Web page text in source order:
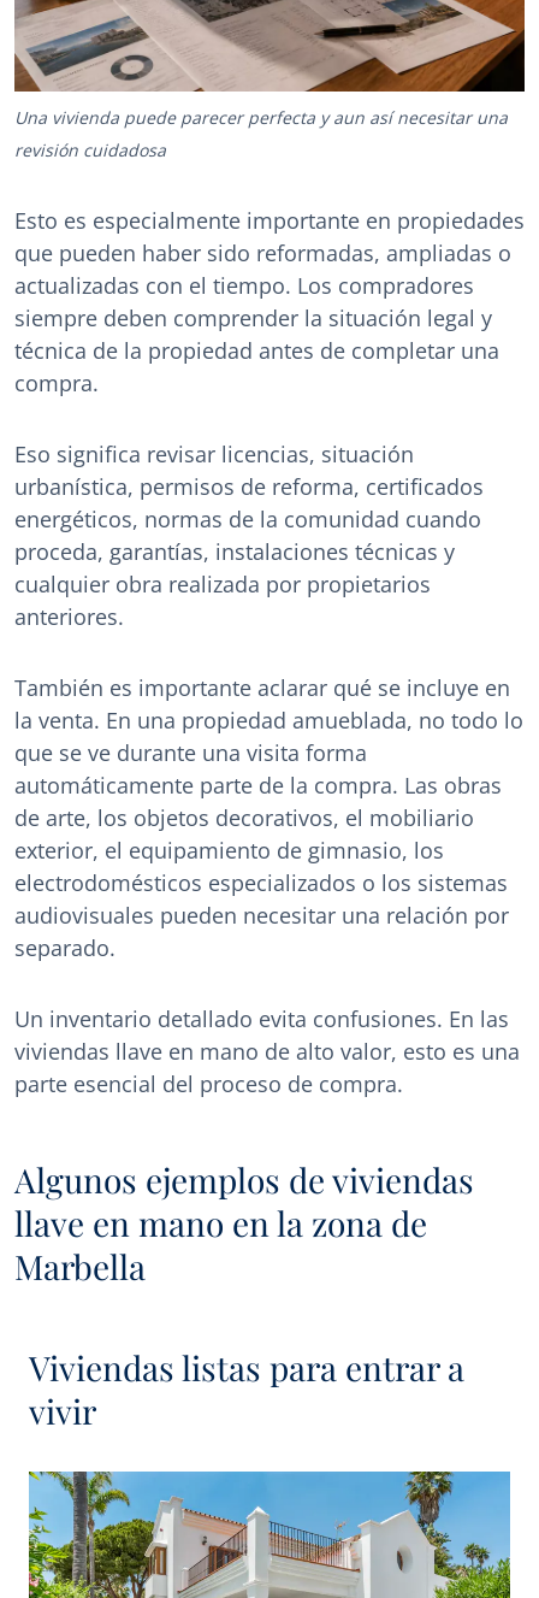
Una vivienda puede parecer perfecta y aun así necesitar una
revisión cuidadosa
Esto es especialmente importante en propiedades
que pueden haber sido reformadas, ampliadas o
actualizadas con el tiempo. Los compradores
siempre deben comprender la situación legal y
técnica de la propiedad antes de completar una
compra.
Eso significa revisar licencias, situación
urbanística, permisos de reforma, certificados
energéticos, normas de la comunidad cuando
proceda, garantías, instalaciones técnicas y
cualquier obra realizada por propietarios
anteriores.
También es importante aclarar qué se incluye en
la venta. En una propiedad amueblada, no todo lo
que se ve durante una visita forma
automáticamente parte de la compra. Las obras
de arte, los objetos decorativos, el mobiliario
exterior, el equipamiento de gimnasio, los
electrodomésticos especializados o los sistemas
audiovisuales pueden necesitar una relación por
separado.
Un inventario detallado evita confusiones. En las
viviendas llave en mano de alto valor, esto es una
parte esencial del proceso de compra.
Algunos ejemplos de viviendas
llave en mano en la zona de
Marbella
Viviendas listas para entrar a
vivir